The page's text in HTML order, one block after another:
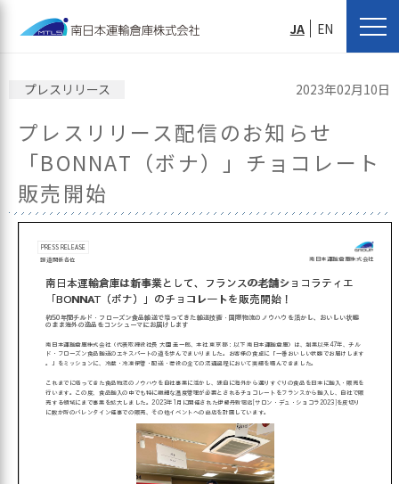
JA EN
プレスリリース 2023年02月10日
プレスリリース配信のお知らせ
「BONNAT（ボナ）」チョコレート
販売開始